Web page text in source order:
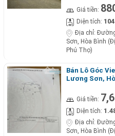
Giá tiền:
Diện tích:
Địa chỉ:
Sơn, Hòa Bình
Phú Thọ)
Bán Lô Góc
Lương Sơn,
Giá tiền:
Diện tích:
Địa chỉ:
Sơn, Hòa Bình